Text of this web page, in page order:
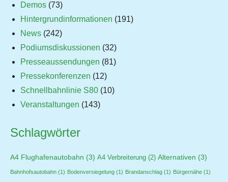
Demos (73)
Hintergrundinformationen (191)
News (242)
Podiumsdiskussionen (32)
Presseaussendungen (81)
Pressekonferenzen (12)
Schnellbahnlinie S80 (10)
Veranstaltungen (143)
Schlagwörter
A4 Flughafenautobahn (3) A4 Verbreiterung (2) Alternativen (3)
Bahnhofsautobahn (1) Bodenversiegelung (1) Brandanschlag (1) Bürgernähe (1)